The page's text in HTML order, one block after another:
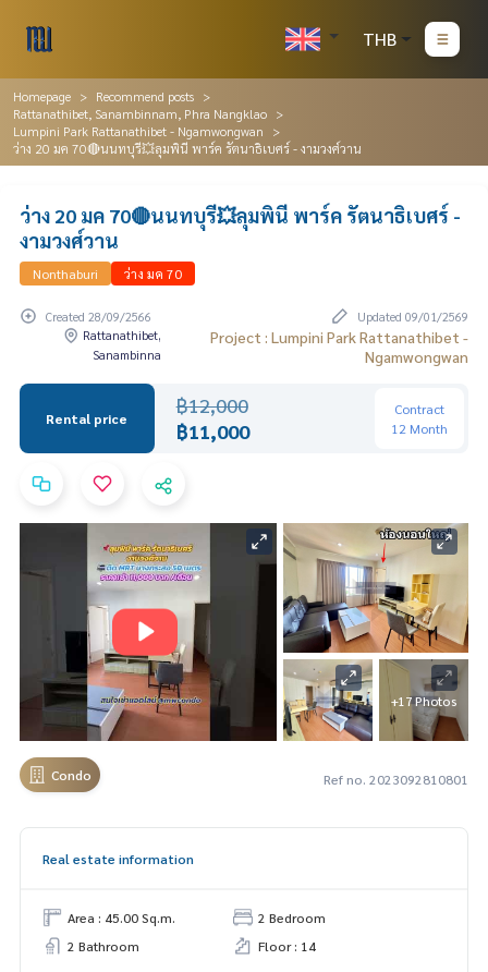
THB
Homepage
Recommend posts
Rattanathibet, Sanambinnam, Phra Nangklao
Lumpini Park Rattanathibet - Ngamwongwan
ว่าง 20 มค 70🔴นนทบุรี💥ลุมพินี พาร์ค รัตนาธิเบศร์ - งามวงศ์วาน
ว่าง 20 มค 70🔴นนทบุรี💥ลุมพินี พาร์ค รัตนาธิเบศร์ -
งามวงศ์วาน
Nonthaburi ว่าง มค 70
Created 28/09/2566
Updated 09/01/2569
Rattanathibet,
Sanambinna
Project : Lumpini Park Rattanathibet -
Ngamwongwan
Rental price
฿12,000
฿11,000
Contract
12 Month
+17 Photos
Condo Ref no. 2023092810801
Real estate information
Area : 45.00 Sq.m.
2 Bedroom
2 Bathroom
Floor : 14